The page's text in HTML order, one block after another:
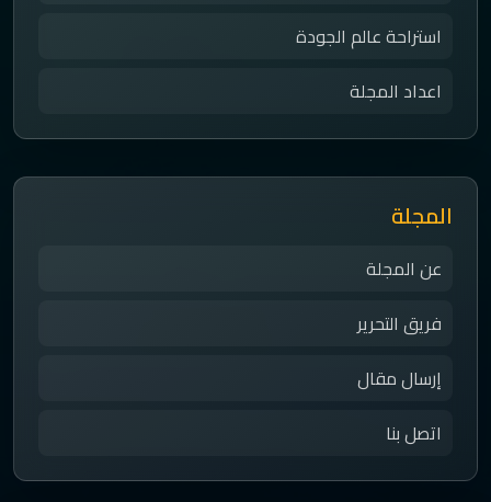
استراحة عالم الجودة
اعداد المجلة
المجلة
عن المجلة
فريق التحرير
إرسال مقال
اتصل بنا